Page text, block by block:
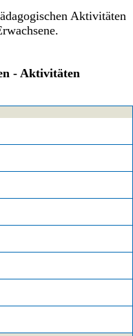
Aktivitäten
- Aktivitäten